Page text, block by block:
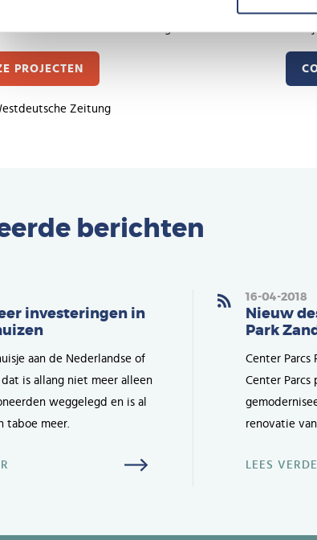
ook
investeren in recreatief vastgoed van Center Parcs?
PROJECTEN
Zeitung
berichten
investeringen in
aan de Nederlandse of
dat is allang niet meer alleen
weggelegd en is al
taboe meer.
16-04-2018
Nieuw
Park
Center Parcs
Center
renovatie
LEES